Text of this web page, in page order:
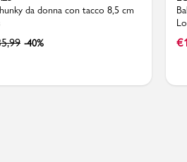
da donna con tacco 8,5 cm
-40% €